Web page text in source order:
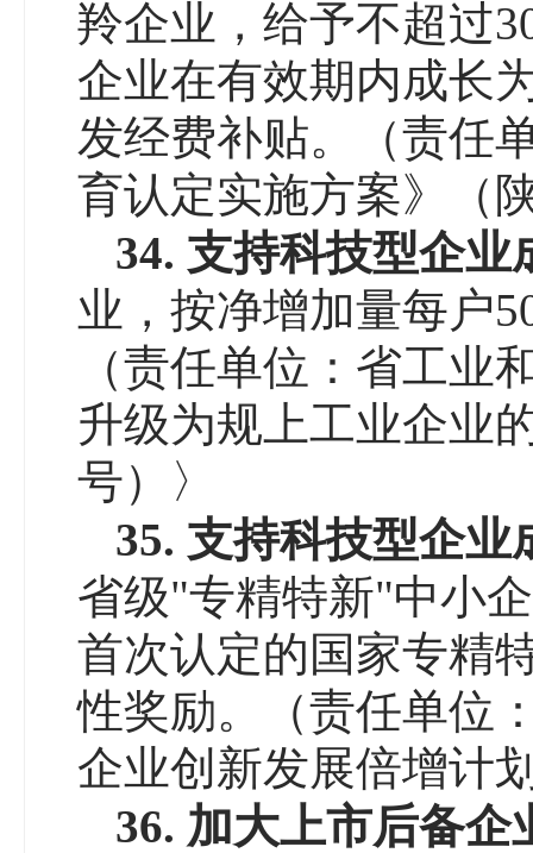
羚企业，给予不超过
企业在有效期内成长
发经费补贴。（责任
育认定实施方案》（
34. 支持科技型企业
业，按净增加量每户
（责任单位：省工业
升级为规上工业企业
号）〉
35. 支持科技型企业
省级"专精特新"中小
首次认定的国家专精
性奖励。（责任单位
企业创新发展倍增计
36. 加大上市后备企